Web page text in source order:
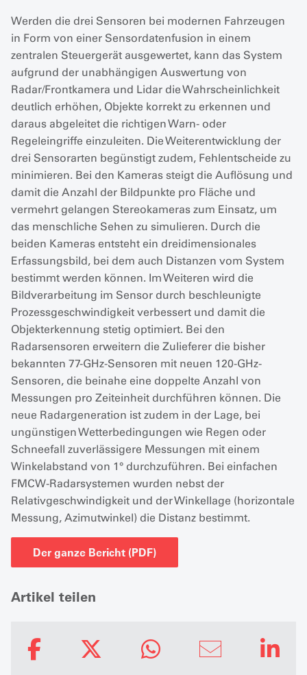
Werden die drei Sensoren bei modernen Fahrzeugen
in Form von einer Sensordatenfusion in einem
zentralen Steuergerät ausgewertet, kann das System
aufgrund der unabhängigen Auswertung von
Radar/Frontkamera und Lidar die Wahrscheinlichkeit
deutlich erhöhen, Objekte korrekt zu erkennen und
daraus abgeleitet die richtigen Warn- oder
Regeleingriffe einzuleiten. Die Weiterentwicklung der
drei Sensorarten begünstigt zudem, Fehlentscheide zu
minimieren. Bei den Kameras steigt die Auflösung und
damit die Anzahl der Bildpunkte pro Fläche und
vermehrt gelangen Stereokameras zum Einsatz, um
das menschliche Sehen zu simulieren. Durch die
beiden Kameras entsteht ein dreidimensionales
Erfassungsbild, bei dem auch Distanzen vom System
bestimmt werden können. Im Weiteren wird die
Bildverarbeitung im Sensor durch beschleunigte
Prozessgeschwindigkeit verbessert und damit die
Objekterkennung stetig optimiert. Bei den
Radarsensoren erweitern die Zulieferer die bisher
bekannten 77-GHz-Sensoren mit neuen 120-GHz-
Sensoren, die beinahe eine doppelte Anzahl von
Messungen pro Zeiteinheit durchführen können. Die
neue Radargeneration ist zudem in der Lage, bei
ungünstigen Wetterbedingungen wie Regen oder
Schneefall zuverlässigere Messungen mit einem
Winkelabstand von 1° durchzuführen. Bei einfachen
FMCW-Radarsystemen wurden nebst der
Relativgeschwindigkeit und der Winkellage (horizontale
Messung, Azimutwinkel) die Distanz bestimmt.
Der ganze Bericht (PDF)
Artikel teilen